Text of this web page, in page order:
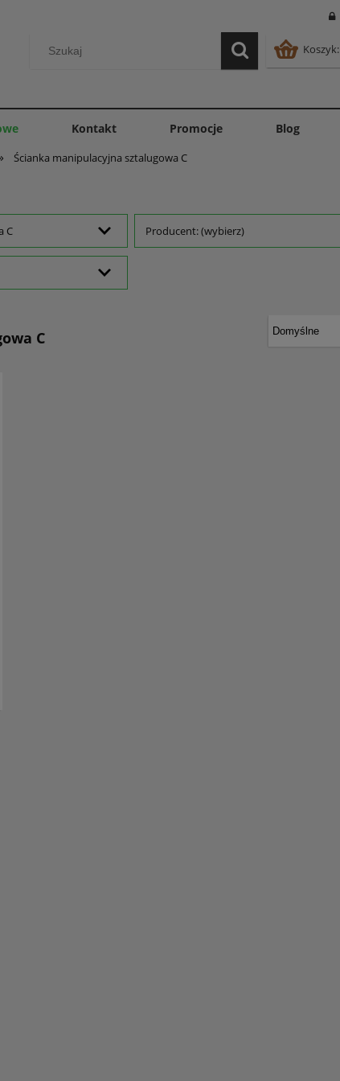
Koszyk:
Kontakt Promocje Blog
Ścianka manipulacyjna sztalugowa C
C Producent: (wybierz)
C